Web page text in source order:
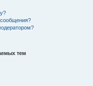
сообщения?
тем